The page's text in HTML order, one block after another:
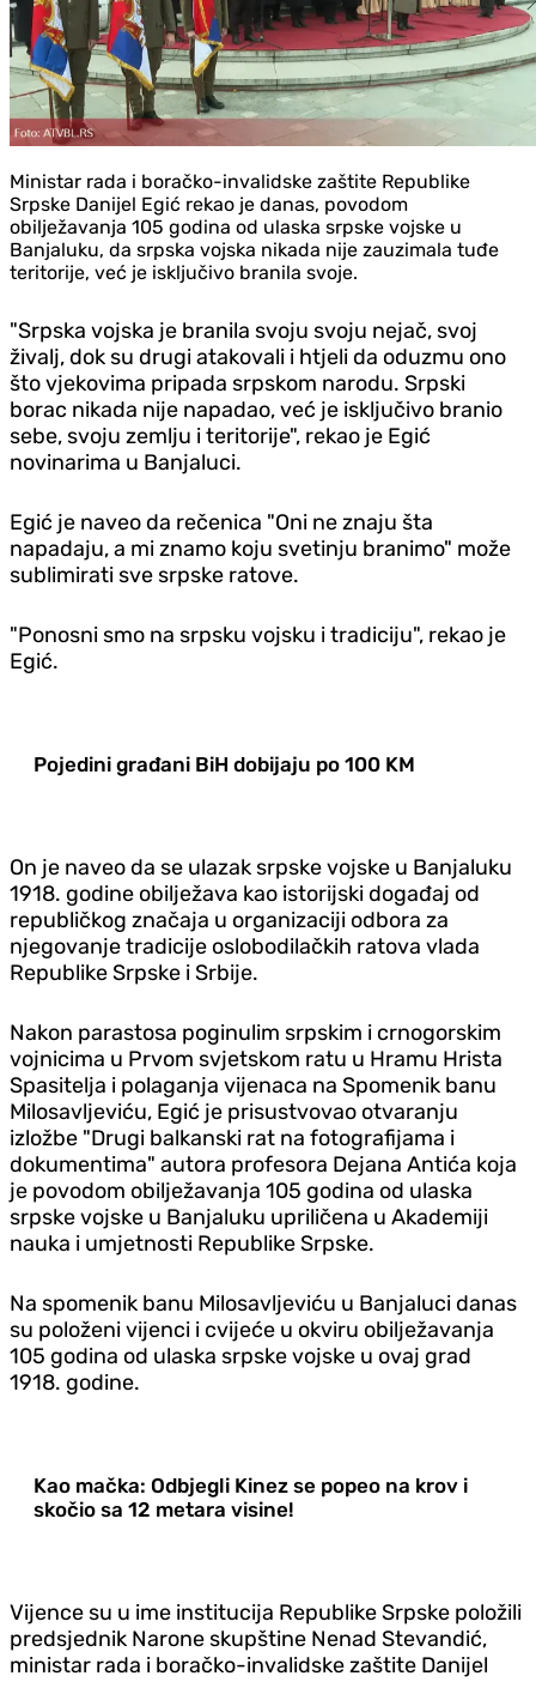
Ministar rada i boračko-invalidske zaštite Republike
Srpske Danijel Egić rekao je danas, povodom
obilježavanja 105 godina od ulaska srpske vojske u
Banjaluku, da srpska vojska nikada nije zauzimala tuđe
teritorije, već je isključivo branila svoje.
"Srpska vojska je branila svoju svoju nejač, svoj
živalj, dok su drugi atakovali i htjeli da oduzmu ono
što vjekovima pripada srpskom narodu. Srpski
borac nikada nije napadao, već je isključivo branio
sebe, svoju zemlju i teritorije", rekao je Egić
novinarima u Banjaluci.
Egić je naveo da rečenica "Oni ne znaju šta
napadaju, a mi znamo koju svetinju branimo" može
sublimirati sve srpske ratove.
"Ponosni smo na srpsku vojsku i tradiciju", rekao je
Egić.
Pojedini građani BiH dobijaju po 100 KM
On je naveo da se ulazak srpske vojske u Banjaluku
1918. godine obilježava kao istorijski događaj od
republičkog značaja u organizaciji odbora za
njegovanje tradicije oslobodilačkih ratova vlada
Republike Srpske i Srbije.
Nakon parastosa poginulim srpskim i crnogorskim
vojnicima u Prvom svjetskom ratu u Hramu Hrista
Spasitelja i polaganja vijenaca na Spomenik banu
Milosavljeviću, Egić je prisustvovao otvaranju
izložbe "Drugi balkanski rat na fotografijama i
dokumentima" autora profesora Dejana Antića koja
je povodom obilježavanja 105 godina od ulaska
srpske vojske u Banjaluku upriličena u Akademiji
nauka i umjetnosti Republike Srpske.
Na spomenik banu Milosavljeviću u Banjaluci danas
su položeni vijenci i cvijeće u okviru obilježavanja
105 godina od ulaska srpske vojske u ovaj grad
1918. godine.
Kao mačka: Odbjegli Kinez se popeo na krov i
skočio sa 12 metara visine!
Vijence su u ime institucija Republike Srpske položili
predsjednik Narone skupštine Nenad Stevandić,
ministar rada i boračko-invalidske zaštite Danijel